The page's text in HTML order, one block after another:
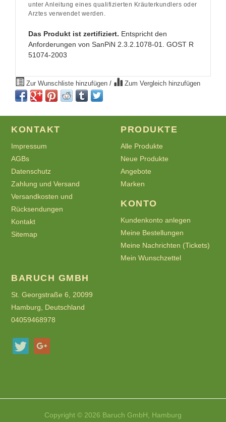
unter Anleitung eines qualifizierten Kräuterkundlers oder
Arztes verwendet werden.
Das Produkt ist zertifiziert. Entspricht den
Anforderungen von SanPiN 2.3.2.1078-01. GOST R
51074-2003
Zur Wunschliste hinzufügen / Zum Vergleich hinzufügen
KONTAKT
Impressum
AGBs
Datenschutz
Zahlung und Versand
Versandkosten und
Rücksendungen
Kontakt
Sitemap
PRODUKTE
Alle Produkte
Neue Produkte
Angebote
Marken
KONTO
Kundenkonto anlegen
Meine Bestellungen
Meine Nachrichten (Tickets)
Mein Wunschzettel
BARUCH GMBH
St. Georgstraße 6, 20099
Hamburg, Deutschland
04059468978
Copyright © 2026 Baruch GmbH, Hamburg